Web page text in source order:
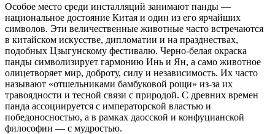
Особое место среди инсталляций занимают панды —
национальное достояние Китая и один из его ярчайших
символов. Эти величественные животные часто встречаются
в китайском искусстве, дипломатии и на празднествах,
подобных Цзыгунскому фестивалю. Черно-белая окраска
панды символизирует гармонию Инь и Ян, а само животное
олицетворяет мир, доброту, силу и независимость. Их часто
называют «отшельниками бамбуковой рощи» из-за их
травоядности и тесной связи с природой. С древних времен
панда ассоциируется с императорской властью и
победоносностью, а в рамках даосской и конфуцианской
философии — с мудростью.